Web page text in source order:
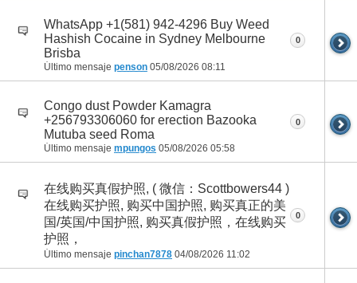
WhatsApp +1(581) 942-4296 Buy Weed
Hashish Cocaine in Sydney Melbourne
Brisba
Último mensaje penson 05/08/2026 08:11
0
Congo dust Powder Kamagra
+256793306060 for erection Bazooka
Mutuba seed Roma
Último mensaje mpungos 05/08/2026 05:58
0
在线购买真假护照, ( 微信：Scottbowers44 )
在线购买护照, 购买中国护照, 购买真正的美
国/英国/中国护照, 购买真假护照，在线购买
护照，
Último mensaje pinchan7878 04/08/2026 11:02
0